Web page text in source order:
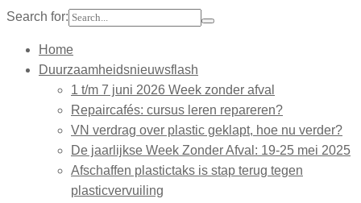
Search for:
Home
Duurzaamheidsnieuwsflash
1 t/m 7 juni 2026 Week zonder afval
Repaircafés: cursus leren repareren?
VN verdrag over plastic geklapt, hoe nu verder?
De jaarlijkse Week Zonder Afval: 19-25 mei 2025
Afschaffen plastictaks is stap terug tegen
plasticvervuiling